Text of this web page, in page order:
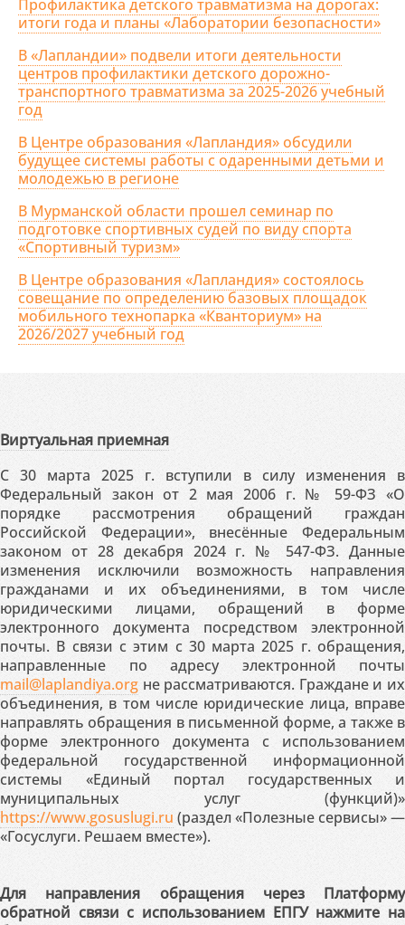
Профилактика детского травматизма на дорогах:
итоги года и планы «Лаборатории безопасности»
В «Лапландии» подвели итоги деятельности
центров профилактики детского дорожно-
транспортного травматизма за 2025-2026 учебный
год
В Центре образования «Лапландия» обсудили
будущее системы работы с одаренными детьми и
молодежью в регионе
В Мурманской области прошел семинар по
подготовке спортивных судей по виду спорта
«Спортивный туризм»
В Центре образования «Лапландия» состоялось
совещание по определению базовых площадок
мобильного технопарка «Кванториум» на
2026/2027 учебный год
Виртуальная приемная
С 30 марта 2025 г. вступили в силу изменения в
Федеральный закон от 2 мая 2006 г. № 59-ФЗ «О
порядке рассмотрения обращений граждан
Российской Федерации», внесённые Федеральным
законом от 28 декабря 2024 г. № 547-ФЗ. Данные
изменения исключили возможность направления
гражданами и их объединениями, в том числе
юридическими лицами, обращений в форме
электронного документа посредством электронной
почты. В связи с этим с 30 марта 2025 г. обращения,
направленные по адресу электронной почты
mail@laplandiya.org не рассматриваются. Граждане и их
объединения, в том числе юридические лица, вправе
направлять обращения в письменной форме, а также в
форме электронного документа с использованием
федеральной государственной информационной
системы «Единый портал государственных и
муниципальных услуг (функций)»
https://www.gosuslugi.ru (раздел «Полезные сервисы» —
«Госуслуги. Решаем вместе»).
Для направления обращения через Платформу
обратной связи с использованием ЕПГУ нажмите на